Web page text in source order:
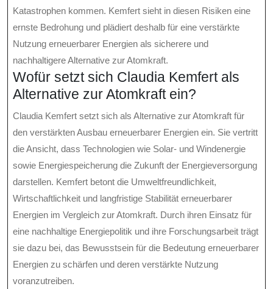
Katastrophen kommen. Kemfert sieht in diesen Risiken eine
ernste Bedrohung und plädiert deshalb für eine verstärkte
Nutzung erneuerbarer Energien als sicherere und
nachhaltigere Alternative zur Atomkraft.
Wofür setzt sich Claudia Kemfert als
Alternative zur Atomkraft ein?
Claudia Kemfert setzt sich als Alternative zur Atomkraft für
den verstärkten Ausbau erneuerbarer Energien ein. Sie vertritt
die Ansicht, dass Technologien wie Solar- und Windenergie
sowie Energiespeicherung die Zukunft der Energieversorgung
darstellen. Kemfert betont die Umweltfreundlichkeit,
Wirtschaftlichkeit und langfristige Stabilität erneuerbarer
Energien im Vergleich zur Atomkraft. Durch ihren Einsatz für
eine nachhaltige Energiepolitik und ihre Forschungsarbeit trägt
sie dazu bei, das Bewusstsein für die Bedeutung erneuerbarer
Energien zu schärfen und deren verstärkte Nutzung
voranzutreiben.